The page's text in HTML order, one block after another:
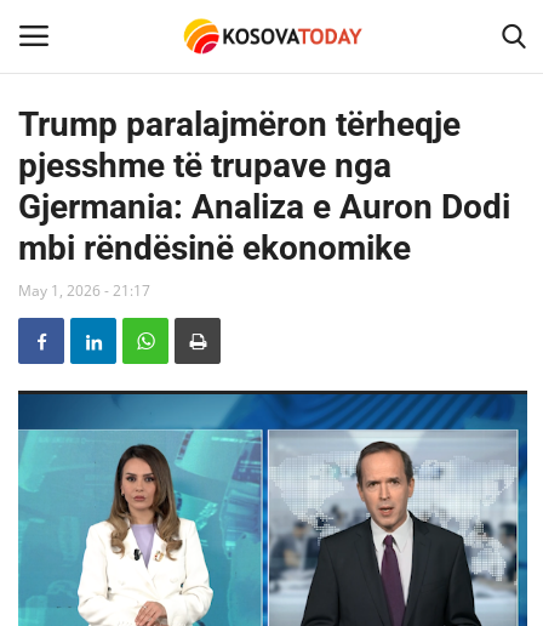
Home
KOSOVA
SHQIPERIA
MAQEDONIA
BOTA
TECH
JETA
Trump paralajmëron tërheqje
pjesshme të trupave nga
Gjermania: Analiza e Auron Dodi
mbi rëndësinë ekonomike
May 1, 2026 - 21:17